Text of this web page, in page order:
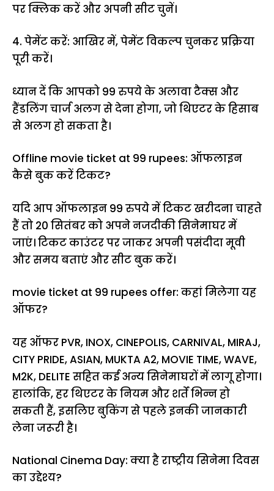
पर क्लिक करें और अपनी सीट चुनें।
4. पेमेंट करें: आखिर में, पेमेंट विकल्प चुनकर प्रक्रिया
पूरी करें।
ध्यान दें कि आपको 99 रुपये के अलावा टैक्स और
हैंडलिंग चार्ज अलग से देना होगा, जो थिएटर के हिसाब
से अलग हो सकता है।
Offline movie ticket at 99 rupees: ऑफलाइन
कैसे बुक करें टिकट?
यदि आप ऑफलाइन 99 रुपये में टिकट खरीदना चाहते
हैं तो 20 सितंबर को अपने नजदीकी सिनेमाघर में
जाएं। टिकट काउंटर पर जाकर अपनी पसंदीदा मूवी
और समय बताएं और सीट बुक करें।
movie ticket at 99 rupees offer: कहां मिलेगा यह
ऑफर?
यह ऑफर PVR, INOX, CINEPOLIS, CARNIVAL, MIRAJ,
CITY PRIDE, ASIAN, MUKTA A2, MOVIE TIME, WAVE,
M2K, DELITE सहित कई अन्य सिनेमाघरों में लागू होगा।
हालांकि, हर थिएटर के नियम और शर्तें भिन्न हो
सकती हैं, इसलिए बुकिंग से पहले इनकी जानकारी
लेना जरूरी है।
National Cinema Day: क्या है राष्ट्रीय सिनेमा दिवस
का उद्देश्य?